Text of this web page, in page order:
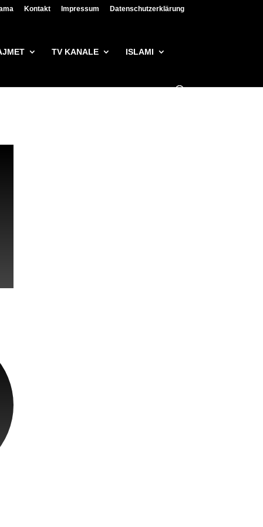
Kontakt Impressum Datenschutzerklärung
TV KANALE ISLAMI